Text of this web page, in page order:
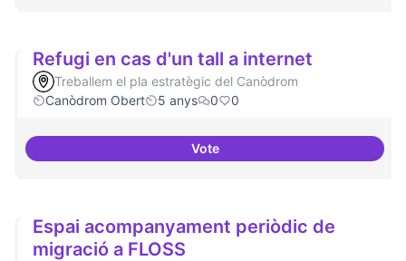
Refugi en cas d'un tall a internet
Treballem el pla estratègic del Canòdrom
Canòdrom Obert
5 anys 0 0
VoteRefugi en cas d'un tall a internet
Espai acompanyament periòdic de
migració a FLOSS